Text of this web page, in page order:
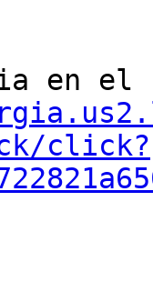
en el
click?